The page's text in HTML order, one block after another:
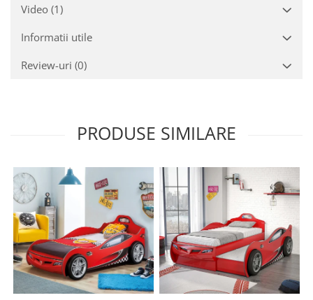
Video (1)
Informatii utile
Review-uri (0)
PRODUSE SIMILARE